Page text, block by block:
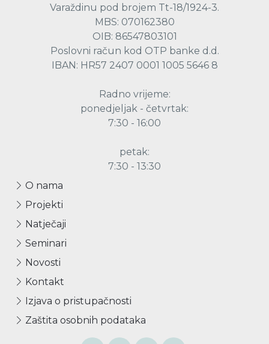
Varaždinu pod brojem Tt-18/1924-3.
MBS: 070162380
OIB: 86547803101
Poslovni račun kod OTP banke d.d.
IBAN: HR57 2407 0001 1005 5646 8
Radno vrijeme:
ponedjeljak - četvrtak:
7:30 - 16:00
petak:
7:30 - 13:30
O nama
Projekti
Natječaji
Seminari
Novosti
Kontakt
Izjava o pristupačnosti
Zaštita osobnih podataka